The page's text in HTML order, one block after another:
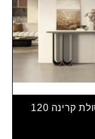
קרינה 120